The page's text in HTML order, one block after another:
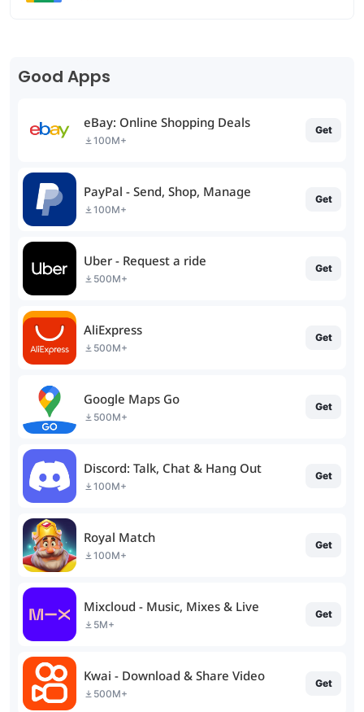
Good Apps
eBay: Online Shopping Deals
100M+
Get
PayPal - Send, Shop, Manage
100M+
Get
Uber - Request a ride
500M+
Get
AliExpress
500M+
Get
Google Maps Go
500M+
Get
Discord: Talk, Chat & Hang Out
100M+
Get
Royal Match
100M+
Get
Mixcloud - Music, Mixes & Live
5M+
Get
Kwai - Download & Share Video
500M+
Get